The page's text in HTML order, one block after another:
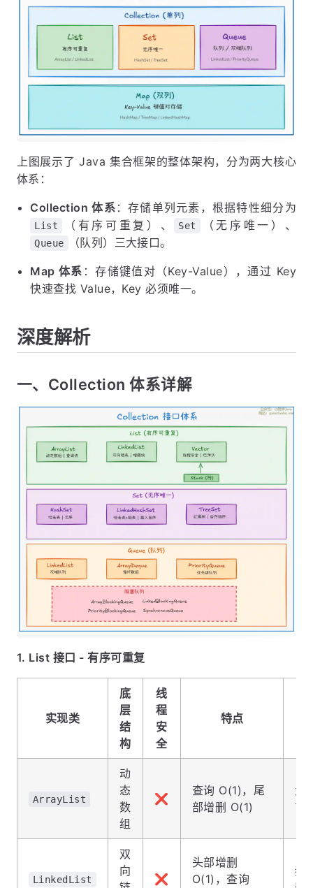
上图展示了 Java 集合框架的整体架构，分为两大核心
体系：
Collection 体系 ：存储单列元素，根据特性细分为
List （有序可重复）、 Set （无序唯一）、
Queue （队列）三大接口。
Map 体系 ：存储键值对（Key-Value），通过 Key
快速查找 Value，Key 必须唯一。
深度解析
一、Collection 体系详解
1. List 接口 - 有序可重复
实现类
底
层
结
构
线
程
安
全
特点
ArrayList
动
态
数
组
❌
查询 O(1)，尾
部增删 O(1)
大
首
LinkedList
双
向
❌
头部增删
O(1)，查询
频